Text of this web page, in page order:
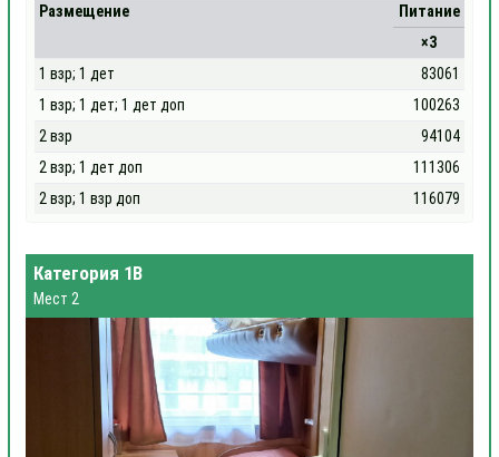
Размещение
Питание
×3
1 взр; 1 дет
83061
1 взр; 1 дет; 1 дет доп
100263
2 взр
94104
2 взр; 1 дет доп
111306
2 взр; 1 взр доп
116079
Категория 1В
Мест 2